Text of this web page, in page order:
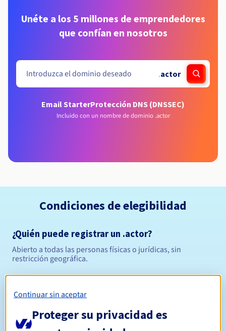
Unéte a los 5 millones de emprendedores
que confían en nosotros
.actor
Email StarterProtección DNS (DNSSEC)
Incluido con un nombre de dominio .actor
Condiciones de elegibilidad
¿Quién puede registrar un .actor?
Abierto a todas las personas físicas o jurídicas, sin
restricción geográfica.
Continuar sin aceptar
Proteger su privacidad es